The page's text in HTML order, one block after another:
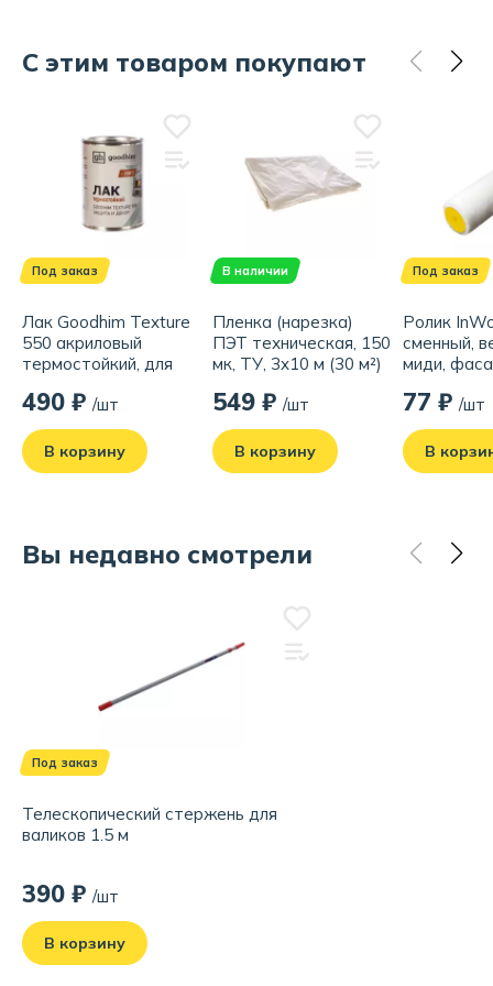
С этим товаром покупают
Под заказ
Лак Goodhim Texture
550 акриловый
термостойкий, для
минеральных
поверхностей, 0.8 л
490 ₽ /шт
В корзину
В наличии
Пленка (нарезка)
ПЭТ техническая, 150
мк, ТУ, 3x10 м (30 м²)
549 ₽ /шт
В корзину
Под заказ
Ролик
сменный,
миди,
77 ₽ /шт
В
Вы недавно смотрели
Под заказ
Телескопический стержень для
валиков 1.5 м
390 ₽ /шт
В корзину